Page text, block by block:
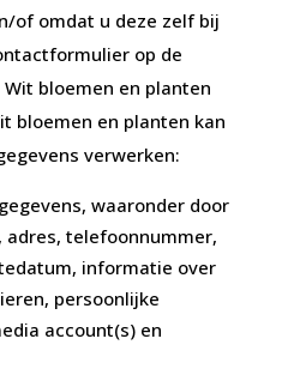
of omdat u deze zelf bij
op de
bloemen en planten
bloemen en planten kan
verwerken:
waaronder door
telefoonnummer,
informatie over
persoonlijke
account(s) en